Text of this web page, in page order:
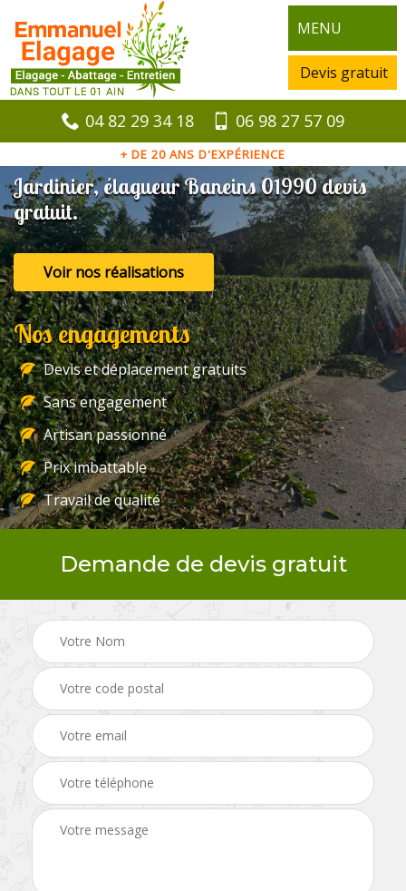
MENU
Devis gratuit
04 82 29 34 18 06 98 27 57 09
+ DE 20 ANS D'EXPÉRIENCE
Jardinier, élagueur Baneins 01990 devis
gratuit.
Voir nos réalisations
Nos engagements
Devis et déplacement gratuits
Sans engagement
Artisan passionné
Prix imbattable
Travail de qualité
Demande de devis gratuit